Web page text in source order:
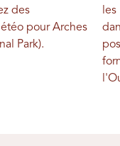
des
pour Arches
Park).